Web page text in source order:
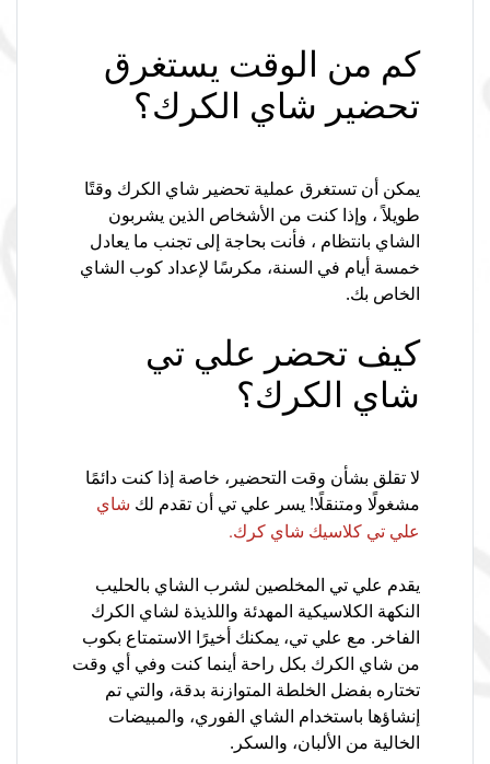
كم من الوقت يستغرق
تحضير شاي الكرك؟
يمكن أن تستغرق عملية تحضير شاي الكرك وقتًا
طويلاً ، وإذا كنت من الأشخاص الذين يشربون
الشاي بانتظام ، فأنت بحاجة إلى تجنب ما يعادل
خمسة أيام في السنة، مكرسًا لإعداد كوب الشاي
الخاص بك.
كيف تحضر علي تي
شاي الكرك؟
لا تقلق بشأن وقت التحضير، خاصة إذا كنت دائمًا
مشغولًا ومتنقلًا! يسر علي تي أن تقدم لك شاي
علي تي كلاسيك شاي كرك.
يقدم علي تي المخلصين لشرب الشاي بالحليب
النكهة الكلاسيكية المهدئة واللذيذة لشاي الكرك
الفاخر. مع علي تي، يمكنك أخيرًا الاستمتاع بكوب
من شاي الكرك بكل راحة أينما كنت وفي أي وقت
تختاره بفضل الخلطة المتوازنة بدقة، والتي تم
إنشاؤها باستخدام الشاي الفوري، والمبيضات
الخالية من الألبان، والسكر.